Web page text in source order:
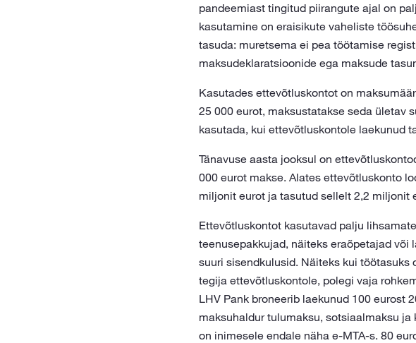
pandeemiast tingitud piirangute ajal on
kasutamine on eraisikute vaheliste
tasuda: muretsema ei pea töötamise
maksudeklaratsioonide ega maksude
Kasutades ettevõtluskontot on
25 000 eurot, maksustatakse seda ületav
kasutada, kui ettevõtluskontole laekunud
Tänavuse aasta jooksul on
000 eurot makse. Alates ettevõtluskonto
miljonit eurot ja tasutud sellelt 2,2 miljonit
Ettevõtluskontot kasutavad palju
teenusepakkujad, näiteks eraõpetajad või
suuri sisendkulusid. Näiteks kui
tegija ettevõtluskontole, polegi vaja
LHV Pank broneerib laekunud 100 eurost
maksuhaldur tulumaksu, sotsiaalmaksu
on inimesele endale näha e-MTA-s. 80